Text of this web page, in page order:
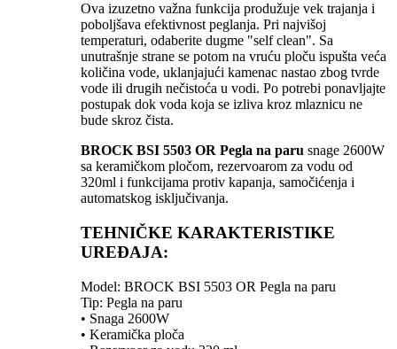
Ova izuzetno važna funkcija produžuje vek trajanja i
poboljšava efektivnost peglanja. Pri najvišoj
temperaturi, odaberite dugme "self clean". Sa
unutrašnje strane se potom na vruću ploču ispušta veća
količina vode, uklanjajući kamenac nastao zbog tvrde
vode ili drugih nečistoća u vodi. Po potrebi ponavljajte
postupak dok voda koja se izliva kroz mlaznicu ne
bude skroz čista.
BROCK BSI 5503 OR Pegla na paru snage 2600W
sa keramičkom pločom, rezervoarom za vodu od
320ml i funkcijama protiv kapanja, samočićenja i
automatskog isključivanja.
TEHNIČKE KARAKTERISTIKE
UREĐAJA:
Model: BROCK BSI 5503 OR Pegla na paru
Tip: Pegla na paru
• Snaga 2600W
• Keramička ploča